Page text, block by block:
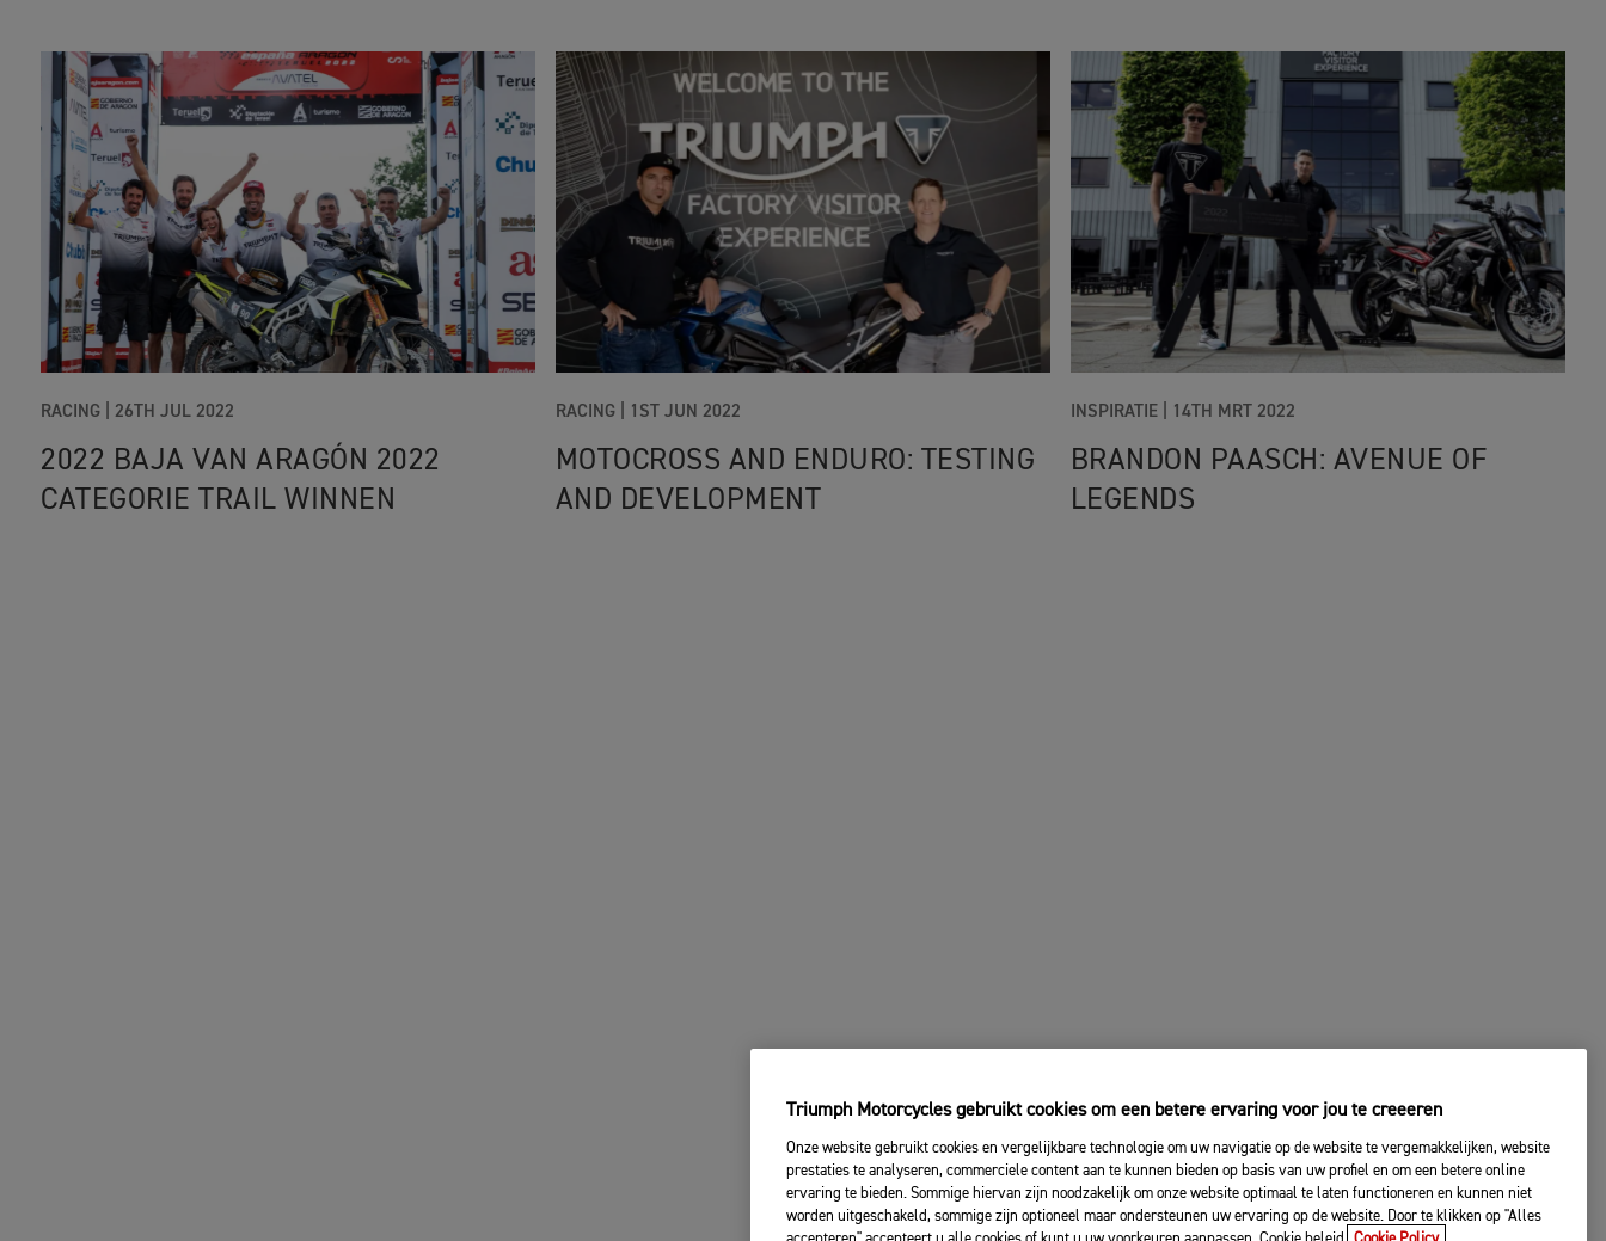
RACING | 26TH JUL 2022
2022 BAJA VAN ARAGÓN 2022
CATEGORIE TRAIL WINNEN
RACING | 1ST JUN 2022
MOTOCROSS AND ENDURO: TESTING
AND DEVELOPMENT
INSPIRATIE | 14TH MRT 2022
BRANDON PAASCH: AVENUE OF
LEGENDS
Triumph Motorcycles gebruikt cookies om een betere ervaring voor jou te creeeren
Onze website gebruikt cookies en vergelijkbare technologie om uw navigatie op de website te vergemakkelijken, website
prestaties te analyseren, commerciele content aan te kunnen bieden op basis van uw profiel en om een betere online
ervaring te bieden. Sommige hiervan zijn noodzakelijk om onze website optimaal te laten functioneren en kunnen niet
worden uitgeschakeld, sommige zijn optioneel maar ondersteunen uw ervaring op de website. Door te klikken op "Alles